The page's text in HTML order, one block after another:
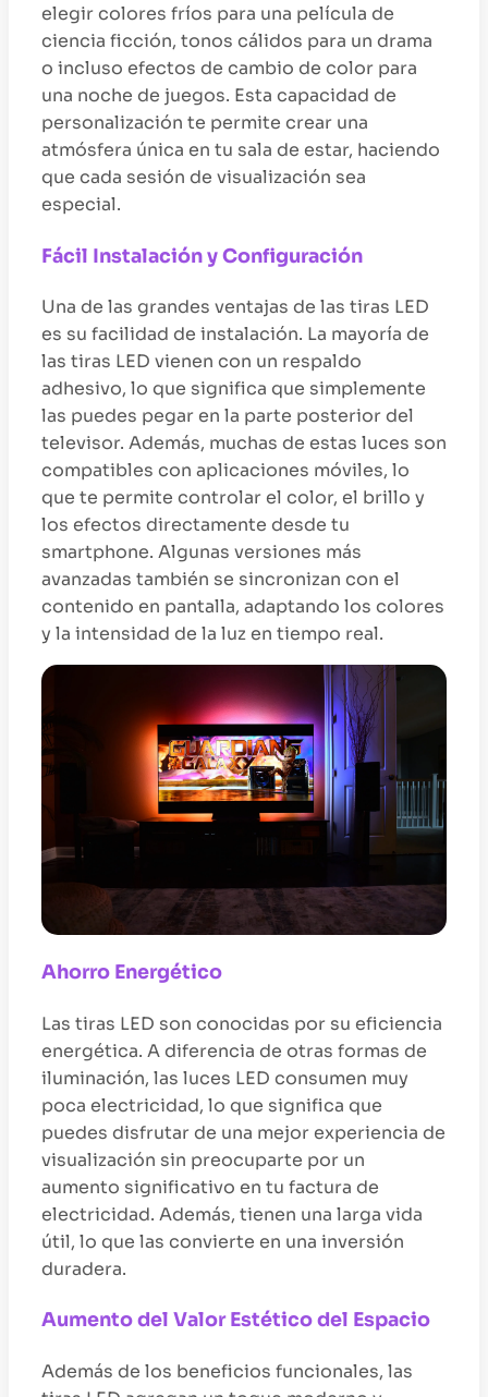
elegir colores fríos para una película de
ciencia ficción, tonos cálidos para un drama
o incluso efectos de cambio de color para
una noche de juegos. Esta capacidad de
personalización te permite crear una
atmósfera única en tu sala de estar, haciendo
que cada sesión de visualización sea
especial.
Fácil Instalación y Configuración
Una de las grandes ventajas de las tiras LED
es su facilidad de instalación. La mayoría de
las tiras LED vienen con un respaldo
adhesivo, lo que significa que simplemente
las puedes pegar en la parte posterior del
televisor. Además, muchas de estas luces son
compatibles con aplicaciones móviles, lo
que te permite controlar el color, el brillo y
los efectos directamente desde tu
smartphone. Algunas versiones más
avanzadas también se sincronizan con el
contenido en pantalla, adaptando los colores
y la intensidad de la luz en tiempo real.
Ahorro Energético
Las tiras LED son conocidas por su eficiencia
energética. A diferencia de otras formas de
iluminación, las luces LED consumen muy
poca electricidad, lo que significa que
puedes disfrutar de una mejor experiencia de
visualización sin preocuparte por un
aumento significativo en tu factura de
electricidad. Además, tienen una larga vida
útil, lo que las convierte en una inversión
duradera.
Aumento del Valor Estético del Espacio
Además de los beneficios funcionales, las